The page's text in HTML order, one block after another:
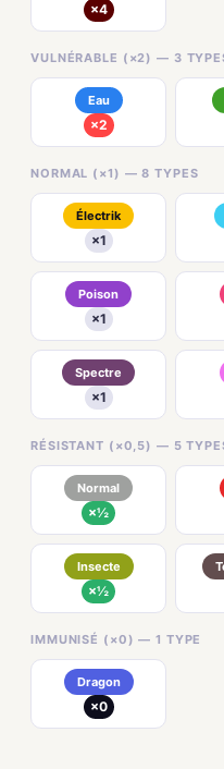
×4
VULNÉRABLE (×2) — 3
Eau
×2
NORMAL (×1) — 8 TYPES
Électrik
×1
Poison
×1
Spectre
×1
RÉSISTANT (×0,5) — 5
Normal
×½
Insecte
×½
IMMUNISÉ (×0) — 1 TYPE
Dragon
×0